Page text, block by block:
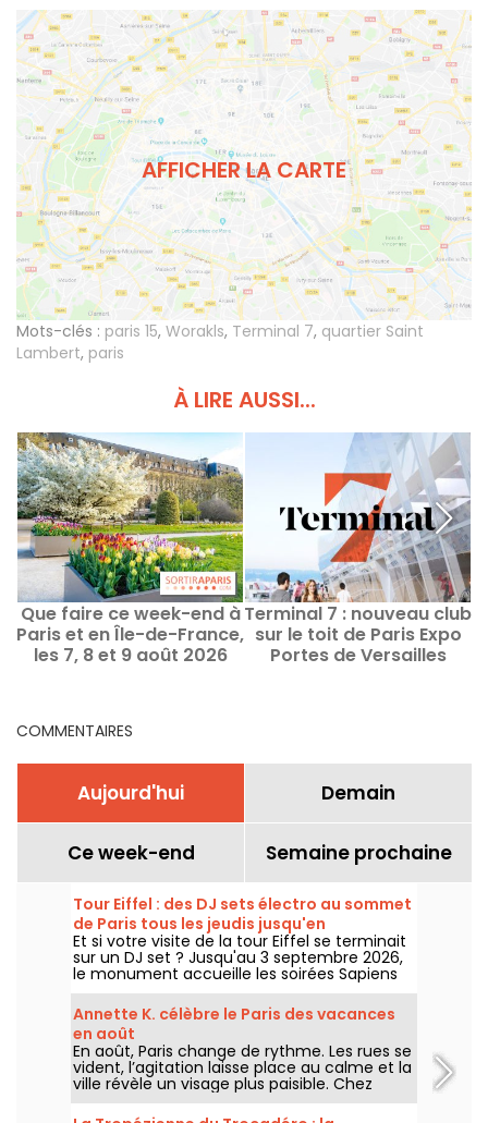
AFFICHER LA CARTE
Mots-clés : paris 15, Worakls, Terminal 7, quartier Saint
Lambert, paris
À LIRE AUSSI...
Que faire ce week-end à
Paris et en Île-de-France,
les 7, 8 et 9 août 2026
Terminal 7 : nouveau club
sur le toit de Paris Expo
Portes de Versailles
COMMENTAIRES
Aujourd'hui Demain
Ce week-end Semaine prochaine
Tour Eiffel : des DJ sets électro au sommet
de Paris tous les jeudis jusqu'en
septembre
Et si votre visite de la tour Eiffel se terminait
sur un DJ set ? Jusqu'au 3 septembre 2026,
le monument accueille les soirées Sapiens
Tower avec Agoria et plusieurs artistes de la
scène électro, chaque jeudi au premier
étage.
Annette K. célèbre le Paris des vacances
en août
En août, Paris change de rythme. Les rues se
vident, l’agitation laisse place au calme et la
ville révèle un visage plus paisible. Chez
Annette K., on profite de cette parenthèse
unique pour prolonger l’esprit des vacances,